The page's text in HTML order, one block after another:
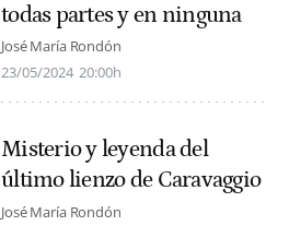
todas partes y en ninguna
José María Rondón
23/05/2024 20:00h
Misterio y leyenda del
último lienzo de Caravaggio
José María Rondón